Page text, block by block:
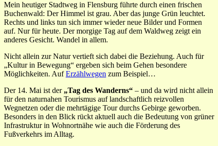
Mein heutiger Stadtweg in Flensburg führte durch einen frischen
Buchenwald: Der Himmel ist grau. Aber das junge Grün leuchtet.
Rechts und links tun sich immer wieder neue Bilder und Formen
auf. Nur für heute. Der morgige Tag auf dem Waldweg zeigt ein
anderes Gesicht. Wandel in allem.
Nicht allein zur Natur vertieft sich dabei die Beziehung. Auch für
„Kultur in Bewegung“ ergeben sich beim Gehen besondere
Möglichkeiten. AufErzählwegen zum Beispiel…
Der 14. Mai ist der „Tag des Wanderns“ – und da wird nicht allein
für den naturnahen Tourismus auf landschaftlich reizvollen
Wegnetzen oder die mehrtägige Tour durchs Gebirge geworben.
Besonders in den Blick rückt aktuell auch die Bedeutung von grüner
Infrastruktur in Wohnortnähe wie auch die Förderung des
Fußverkehrs im Alltag.